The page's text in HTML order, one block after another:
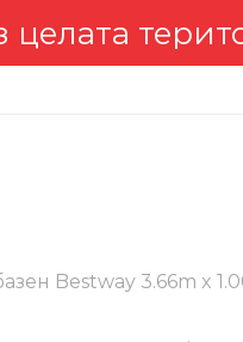
Bestway 3.66m x